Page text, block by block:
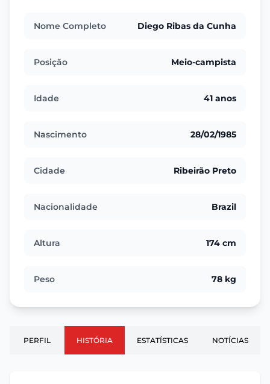
Nome Completo Diego Ribas da Cunha
Posição Meio-campista
Idade 41 anos
Nascimento 28/02/1985
Cidade Ribeirão Preto
Nacionalidade Brazil
Altura 174 cm
Peso 78 kg
PERFIL HISTÓRIA ESTATÍSTICAS NOTÍCIAS